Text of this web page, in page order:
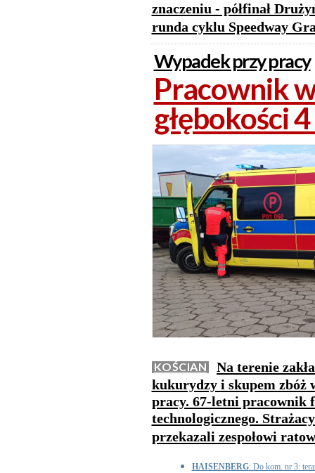
znaczeniu - półfinał
runda cyklu Speedway
Wypadek przy pracy
Pracownik
głębokości
KOŚCIAN
Na terenie
kukurydzy i skupem zbóż
pracy. 67-letni pracownik
technologicznego.
przekazali zespołowi
HAISENBERG: Do kom. nr 3: